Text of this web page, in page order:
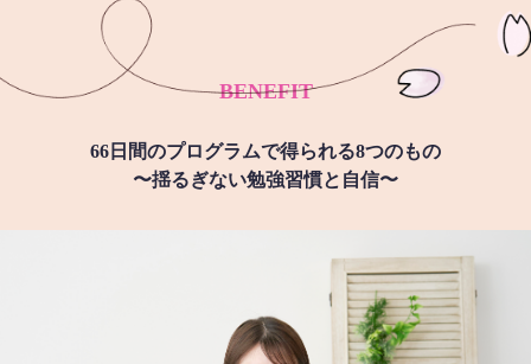
BENEFIT
66日間のプログラムで得られる8つのもの
〜揺るぎない勉強習慣と自信〜